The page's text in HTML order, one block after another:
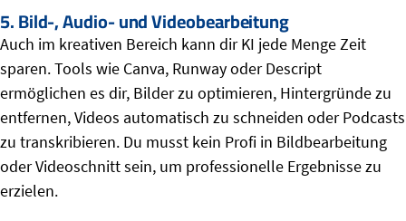
5. Bild-, Audio- und Videobearbeitung
Auch im kreativen Bereich kann dir KI jede Menge Zeit
sparen. Tools wie Canva, Runway oder Descript
ermöglichen es dir, Bilder zu optimieren, Hintergründe zu
entfernen, Videos automatisch zu schneiden oder Podcasts
zu transkribieren. Du musst kein Profi in Bildbearbeitung
oder Videoschnitt sein, um professionelle Ergebnisse zu
erzielen.